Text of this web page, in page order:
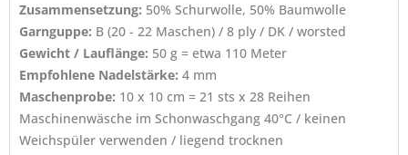
Zusammensetzung: 50% Schurwolle, 50% Baumwolle
Garnguppe: B (20 - 22 Maschen) / 8 ply / DK / worsted
Gewicht / Lauflänge: 50 g = etwa 110 Meter
Empfohlene Nadelstärke: 4 mm
Maschenprobe: 10 x 10 cm = 21 sts x 28 Reihen
Maschinenwäsche im Schonwaschgang 40°C / keinen
Weichspüler verwenden / liegend trocknen